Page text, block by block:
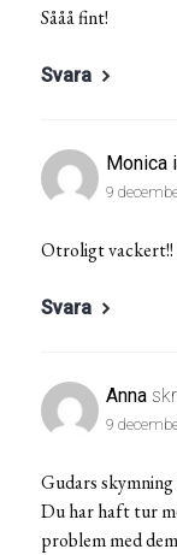
Sååå fint!
Svara
Monica
9
Otroligt vackert!!
Svara
Anna
9
Gudars
Du har haft tur
problem med